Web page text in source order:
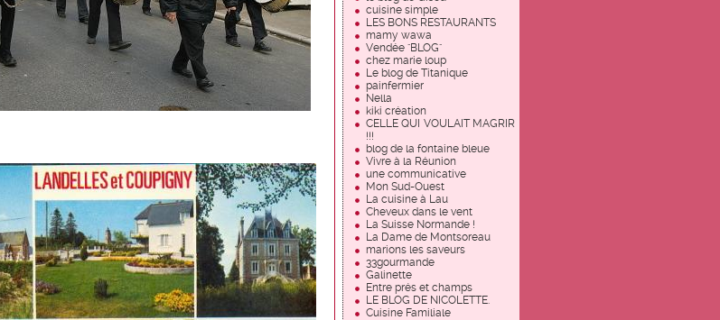
cuisine simple
LES BONS RESTAURANTS
mamy wawa
Vendée "BLOG"
chez marie loup
Le blog de Titanique
painfermier
Nella
kiki création
CELLE QUI VOULAIT MAGRIR
!!!
blog de la fontaine bleue
Vivre à la Réunion
une communicative
Mon Sud-Ouest
La cuisine à Lau
Cheveux dans le vent
La Suisse Normande !
La Dame de Montsoreau
marions les saveurs
33gourmande
Galinette
Entre prés et champs
LE BLOG DE NICOLETTE.
Cuisine Familiale